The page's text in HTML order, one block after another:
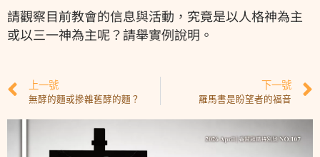
請觀察目前教會的信息與活動，究竟是以人格神為主
或以三一神為主呢？請舉實例說明。
上一號
無酵的麵或摻雜舊酵的麵？
下一號
羅馬書是盼望者的福音